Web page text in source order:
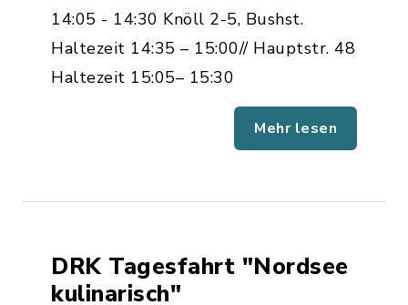
14:05 - 14:30 Knöll 2-5, Bushst.
Haltezeit 14:35 – 15:00// Hauptstr. 48
Haltezeit 15:05– 15:30
Mehr lesen
DRK Tagesfahrt "Nordsee
kulinarisch"